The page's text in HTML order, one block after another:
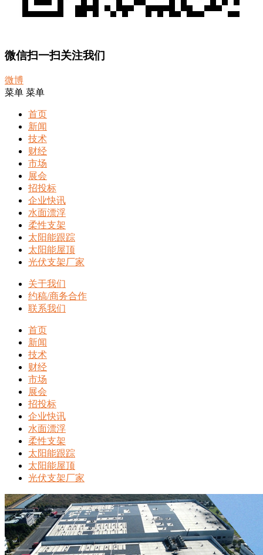
微信扫一扫关注我们
微博
菜单 菜单
首页
新闻
技术
财经
市场
展会
招投标
企业快讯
水面漂浮
柔性支架
太阳能跟踪
太阳能屋顶
光伏支架厂家
关于我们
约稿/商务合作
联系我们
首页
新闻
技术
财经
市场
展会
招投标
企业快讯
水面漂浮
柔性支架
太阳能跟踪
太阳能屋顶
光伏支架厂家